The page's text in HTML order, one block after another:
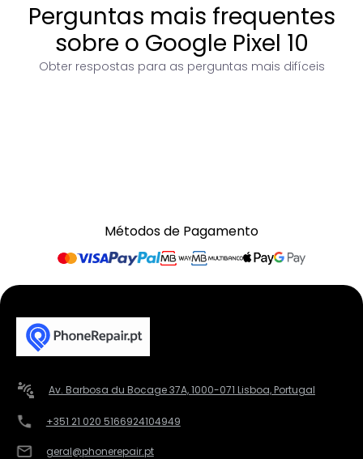
Perguntas mais frequentes
sobre o Google Pixel 10
Obter respostas para as perguntas mais difíceis
Métodos de Pagamento
Av. Barbosa du Bocage 37A, 1000-071 Lisboa, Portugal
+351 21 020 5166924104949
geral@phonerepair.pt